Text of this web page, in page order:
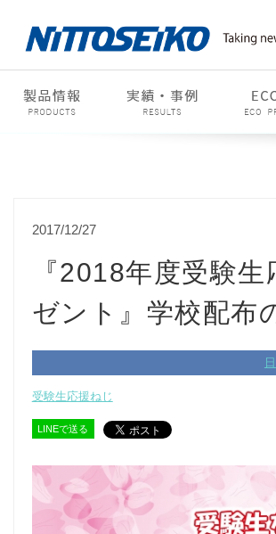
2017/12/27
『2018年度受験
ゼント』学校配
受験生応援ねじ
LINEで送る